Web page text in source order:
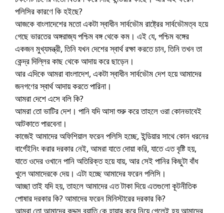
পলিসির কারণে কি হইছে?
আজকে বাংলাদেশের মতো একটা স্বাধীন সার্বভৌম রাষ্ট্রের সার্বভৌমত্ব হয়ে
গেছে ভারতের অঙ্গরাজ্য পশ্চিম বঙ্গ থেকে কম। এই যে, পশ্চিম বঙ্গের
একজন মুখ্যমন্ত্রী, তিনি যখন দেশের স্বার্থ রক্ষা করতে চান, তিনি তখন তা
কেন্দ্র দিল্লির কাছ থেকে আদায় করে ছাড়েন।
আর এদিকে আমরা বাংলাদেশ, একটা স্বাধীন সার্বভৌম দেশ হয়ে আমাদের
জনগণের স্বার্থ আদায় করতে পারিনা।
আমরা দেশে এসে বলি কি?
আমরা তো ভাটির দেশ। পানি যদি আসা শুরু করে তাহলে ওরা কোনভাবেই
আটকাতে পারবেনা।
কাজেই আমাদের অফিশিয়াল ফরেন পলিসি হচ্ছে, ইন্ডিয়ার সাথে কোন ধরনের
বার্গেইনিং করার দরকার নেই, আমরা যাতে দোয়া করি, যাতে এত বৃষ্টি হয়,
যাতে ওদের ওখানে পানি অতিরিক্ত হয়ে যায়, আর সেই পানির কিছুটা বাঁধ
খুলে আমাদেরকে দেয়। এটা হচ্ছে আমাদের ফরেন পলিসি।
আচ্ছা তাই যদি হয়, তাহলে আমাদের এত টাকা দিয়ে এতগুলো কূটনীতিক
পোষার দরকার কি? আমাদের ফরেন মিনিস্টারের দরকার কি?
আমরা তো আমাদের কুদ্দুস বয়াতি কে হায়ার করে নিয়ে গেলেই হয় আমাদের